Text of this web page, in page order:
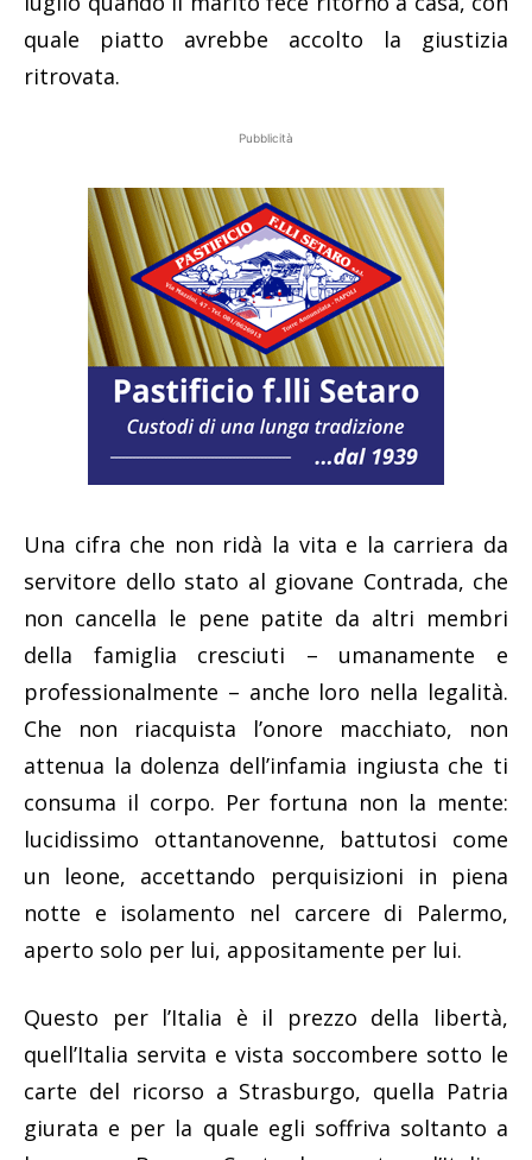
quale piatto avrebbe accolto la giustizia
ritrovata.
Pubblicità
Una cifra che non ridà la vita e la carriera da
servitore dello stato al giovane Contrada, che
non cancella le pene patite da altri membri
della famiglia cresciuti – umanamente e
professionalmente – anche loro nella legalità.
Che non riacquista l’onore macchiato, non
attenua la dolenza dell’infamia ingiusta che ti
consuma il corpo. Per fortuna non la mente:
lucidissimo ottantanovenne, battutosi come
un leone, accettando perquisizioni in piena
notte e isolamento nel carcere di Palermo,
aperto solo per lui, appositamente per lui.
Questo per l’Italia è il prezzo della libertà,
quell’Italia servita e vista soccombere sotto le
carte del ricorso a Strasburgo, quella Patria
giurata e per la quale egli soffriva soltanto a